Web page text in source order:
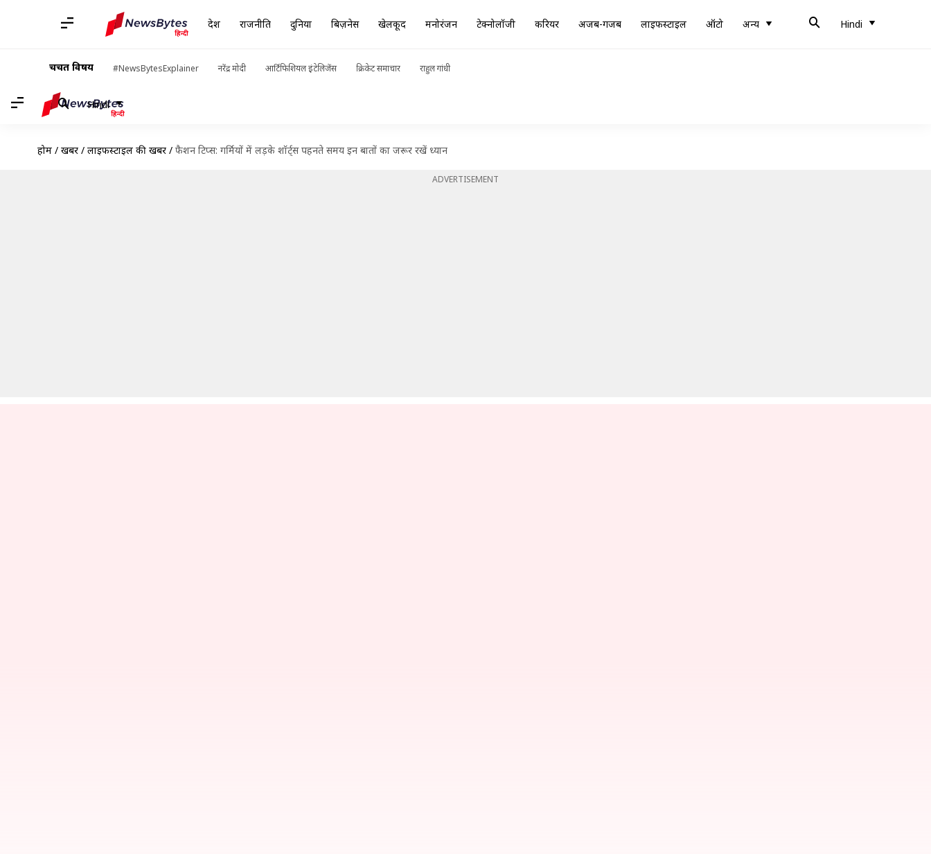
देश राजनीति दुनिया बिज़नेस खेलकूद मनोरंजन टेक्नोलॉजी करियर अजब-गजब लाइफस्टाइल ऑटो अन्य Hindi
चर्चित विषय #NewsBytesExplainer नरेंद्र मोदी आर्टिफिशियल इंटेलिजेंस क्रिकेट समाचार राहुल गांधी
Hindi
होम / खबरें / लाइफस्टाइल की खबरें / फैशन टिप्स: गर्मियों में लड़के शॉर्ट्स पहनते समय इन बातों का जरूर रखें ध्यान
ADVERTISEMENT